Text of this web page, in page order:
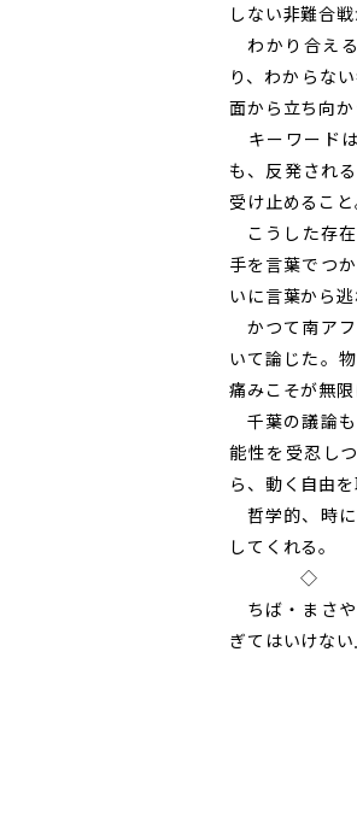
しない非難合戦
わかり合え
り、わからな
面から立ち向か
キーワード
も、反発され
受け止めるこ
こうした存
手を言葉でつ
いに言葉から
かつて南ア
いて論じた。
痛みこそが無
千葉の議論
能性を受忍し
ら、動く自由
哲学的、時
してくれる。
◇
ちば・まさ
ぎてはいけない